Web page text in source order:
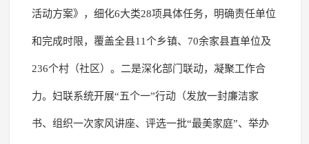
活动方案》，细化6大类28项具体任务，明确责任单位
和完成时限，覆盖全县11个乡镇、70余家县直单位及
236个村（社区）。二是深化部门联动，凝聚工作合
力。妇联系统开展“五个一”行动（发放一封廉洁家
书、组织一次家风讲座、评选一批“最美家庭”、举办